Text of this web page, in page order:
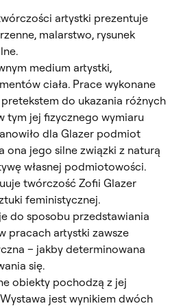
artystki prezentuje
malarstwo, rysunek
medium artystki,
ciała. Prace wykonane
do ukazania różnych
tym jej fizycznego wymiaru
dla Glazer podmiot
ona jego silne związki z naturą
własnej podmiotowości.
twórczość Zofii Glazer
feministycznej.
do sposobu przedstawiania
pracach artystki zawsze
– jakby determinowana
się.
obiekty pochodzą z jej
jest wynikiem dwóch